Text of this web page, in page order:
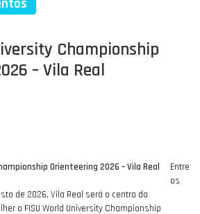
Championship
– Vila Real
Entre
os
de 2026, Vila Real será o centro da
o FISU World University Championship